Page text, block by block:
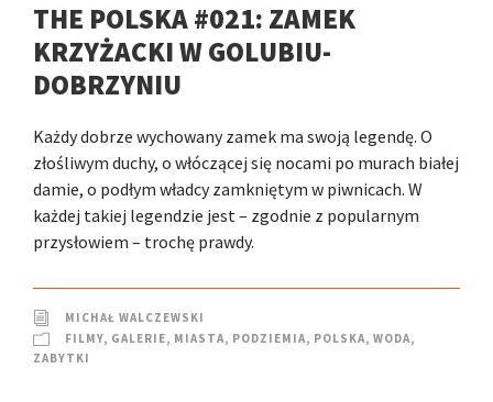
THE POLSKA #021: ZAMEK
KRZYŻACKI W GOLUBIU-
DOBRZYNIU
Każdy dobrze wychowany zamek ma swoją legendę. O
złośliwym duchy, o włóczącej się nocami po murach białej
damie, o podłym władcy zamkniętym w piwnicach. W
każdej takiej legendzie jest – zgodnie z popularnym
przysłowiem – trochę prawdy.
MICHAŁ WALCZEWSKI
FILMY, GALERIE, MIASTA, PODZIEMIA, POLSKA, WODA,
ZABYTKI